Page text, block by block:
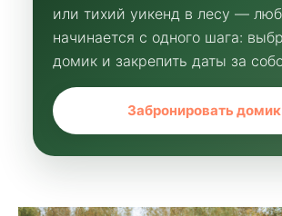
или тихий уикенд в лесу —
начинается с одного шага:
домик и закрепить даты за
Забронировать домик